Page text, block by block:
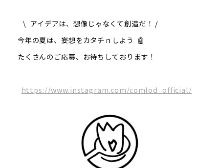
\ アイデアは、想像じゃなくて創造だ！ /
今年の夏は、妄想をカタチｎしよう 🤖
たくさんのご応募、お待ちしております！
https://www.instagram.com/comlod_official/